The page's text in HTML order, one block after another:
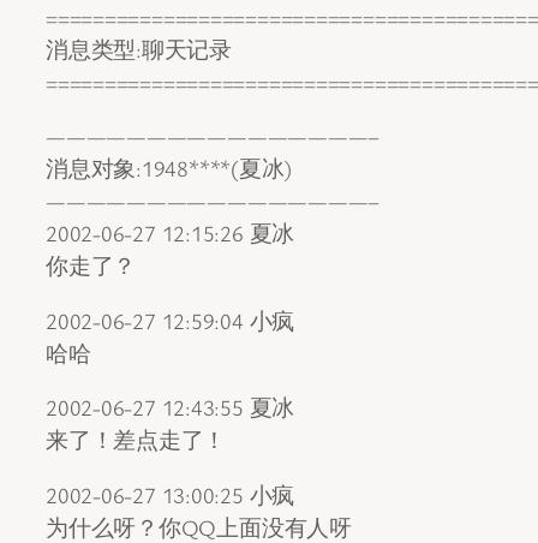
消息类型:聊天记录
————————————————–
消息对象:1948****(夏冰)
————————————————–
2002-06-27 12:15:26 夏冰
你走了？
2002-06-27 12:59:04 小疯
哈哈
2002-06-27 12:43:55 夏冰
来了！差点走了！
2002-06-27 13:00:25 小疯
为什么呀？你QQ上面没有人呀